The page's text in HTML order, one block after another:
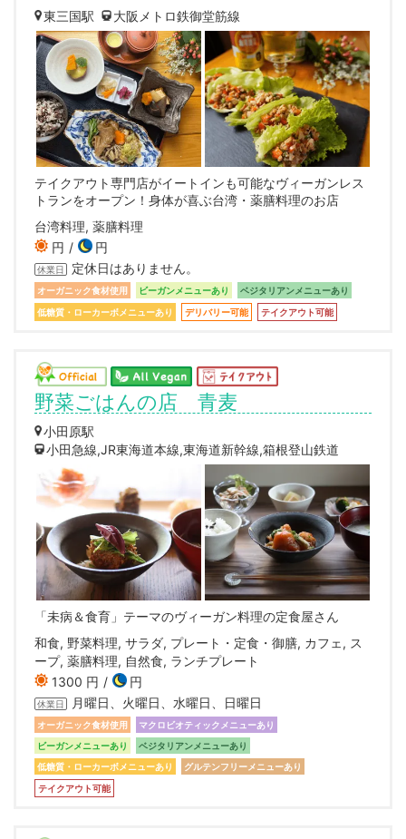
東三国駅 大阪メトロ鉄御堂筋線
テイクアウト専門店がイートインも可能なヴィーガンレス
トランをオープン！身体が喜ぶ台湾・薬膳料理のお店
台湾料理, 薬膳料理
円
円
休業日 定休日はありません。
オーガニック食材使用 ビーガンメニューあり
ベジタリアンメニューあり
低糖質・ローカーボメニューあり
デリバリー可能 テイクアウト可能
野菜ごはんの店 青麦
小田原駅
小田急線,JR東海道本線,東海道新幹線,箱根登山鉄道
「未病＆食育」テーマのヴィーガン料理の定食屋さん
和食, 野菜料理, サラダ, プレート・定食・御膳, カフェ, ス
ープ, 薬膳料理, 自然食, ランチプレート
1300 円
円
休業日 月曜日、火曜日、水曜日、日曜日
オーガニック食材使用
マクロビオティックメニューあり
ビーガンメニューあり
ベジタリアンメニューあり
低糖質・ローカーボメニューあり
グルテンフリーメニューあり
テイクアウト可能